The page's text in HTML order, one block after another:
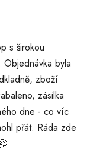
je 5 z 5 hvězdiček.
s širokou
byla
zboží
zásilka
dne - co víc
přát. Ráda zde